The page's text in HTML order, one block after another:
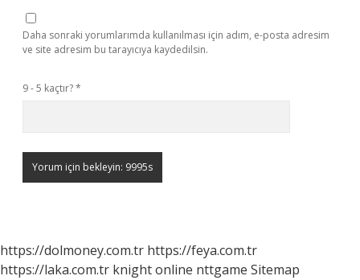
Daha sonraki yorumlarımda kullanılması için adım, e-posta adresim
ve site adresim bu tarayıcıya kaydedilsin.
9 - 5 kaçtır?*
https://dolmoney.com.tr https://feya.com.tr
https://laka.com.tr knight online nttgame Sitemap